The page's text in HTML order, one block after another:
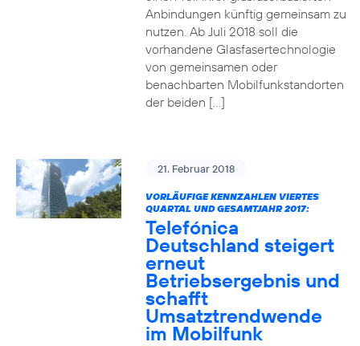
Anbindungen künftig gemeinsam zu
nutzen. Ab Juli 2018 soll die
vorhandene Glasfasertechnologie
von gemeinsamen oder
benachbarten Mobilfunkstandorten
der beiden […]
21. Februar 2018
VORLÄUFIGE KENNZAHLEN VIERTES
QUARTAL UND GESAMTJAHR 2017:
Telefónica
Deutschland steigert
erneut
Betriebsergebnis und
schafft
Umsatztrendwende
im Mobilfunk